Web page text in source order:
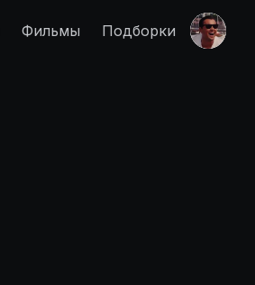
Фильмы Подборки